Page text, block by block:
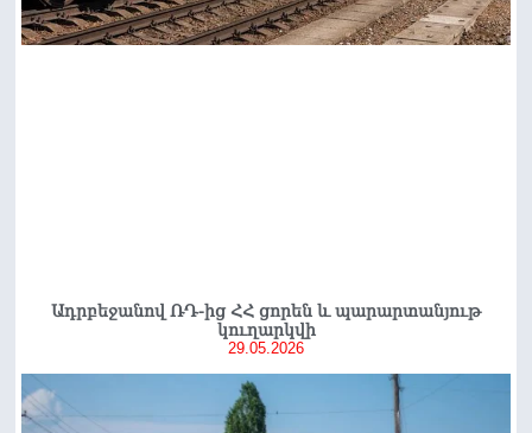
Ադրբեջանով ՌԴ-ից ՀՀ ցորեն և պարարտանյութ
կուղարկվի
29.05.2026